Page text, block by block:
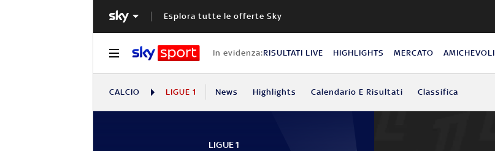
Esplora tutte le offerte Sky
In evidenza:RISULTATI LIVE HIGHLIGHTS MERCATO AMICHEVOLI
CALCIO LIGUE 1 News Highlights Calendario E Risultati Classifica
LIGUE 1